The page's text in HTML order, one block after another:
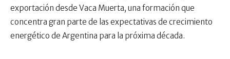
exportación desde Vaca Muerta, una formación que
concentra gran parte de las expectativas de crecimiento
energético de Argentina para la próxima década.